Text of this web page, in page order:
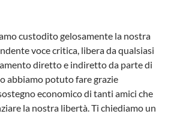
custodito gelosamente la nostra
voce critica, libera da qualsiasi
diretto e indiretto da parte di
abbiamo potuto fare grazie
economico di tanti amici che
la nostra libertà. Ti chiediamo un